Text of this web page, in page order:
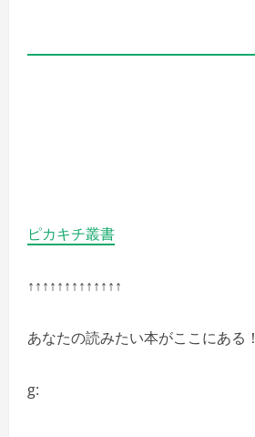
ピカキチ叢書
↑↑↑↑↑↑↑↑↑↑↑↑↑
あなたの読みたい本がここにある！
g: